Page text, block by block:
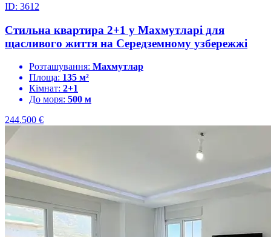
ID: 3612
Стильна квартира 2+1 у Махмутларі для
щасливого життя на Середземному узбережжі
Розташування: Махмутлар
Площа: 135 м²
Кімнат: 2+1
До моря: 500 м
244.500 €